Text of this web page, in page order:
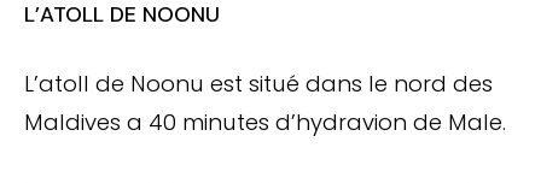
L’ATOLL DE NOONU
L’atoll de Noonu est situé dans le nord des
Maldives a 40 minutes d’hydravion de Male.